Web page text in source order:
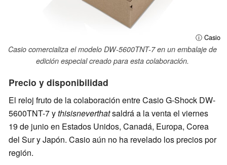
ⓘ Casio
Casio comercializa el modelo DW-5600TNT-7 en un embalaje de
edición especial creado para esta colaboración.
Precio y disponibilidad
El reloj fruto de la colaboración entre Casio G-Shock DW-
5600TNT-7 ythisisneverthatsaldrá a la venta el viernes
19 de junio en Estados Unidos, Canadá, Europa, Corea
del Sur y Japón. Casio aún no ha revelado los precios por
región.